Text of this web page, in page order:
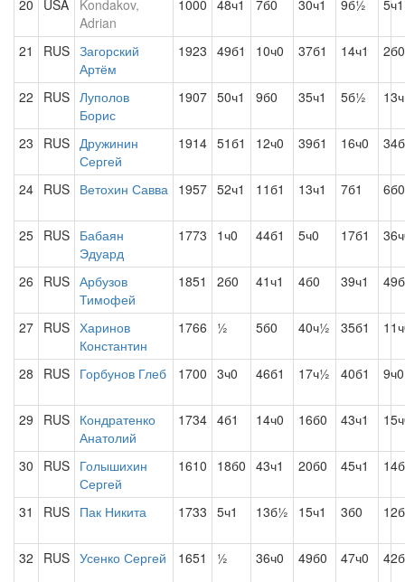
20 USA
Kondakov,
Adrian
1000 48ч1 7б0 30ч1 9б½ 5ч1
21 RUS Загорский
Артём
1923 49б1 10ч0 37б1 14ч1 2б0
22 RUS Луполов
Борис
1907 50ч1 9б0 35ч1 5б½
23 RUS Дружинин
Сергей
1914 51б1 12ч0 39б1 16ч0
24 RUS Ветохин Савва 1957 52ч1 11б1 13ч1 7б1 6б0
25 RUS Бабаян
Эдуард
1773 1ч0 44б1 5ч0 17б1
26 RUS Арбузов
Тимофей
1851 2б0 41ч1 4б0 39ч1
27 RUS Харинов
Константин
1766 ½ 5б0 40ч½ 35б1
28 RUS Горбунов Глеб 1700 3ч0 46б1 17ч½ 40б1 9ч0
29 RUS Кондратенко
Анатолий
1734 4б1 14ч0 16б0 43ч1
30 RUS Голышихин
Сергей
1610 18б0 43ч1 20б0 45ч1
31 RUS Пак Никита 1733 5ч1 13б½ 15ч1 3б0
32 RUS Усенко Сергей 1651 ½ 36ч0 49б0 47ч0